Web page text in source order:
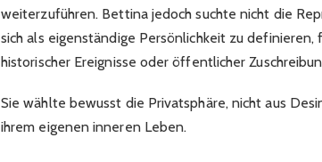
weiterzuführen. Bettina jedoch suchte nicht die
sich als eigenständige Persönlichkeit zu
historischer Ereignisse oder öffentlicher
Sie wählte bewusst die Privatsphäre, nicht aus
ihrem eigenen inneren Leben.